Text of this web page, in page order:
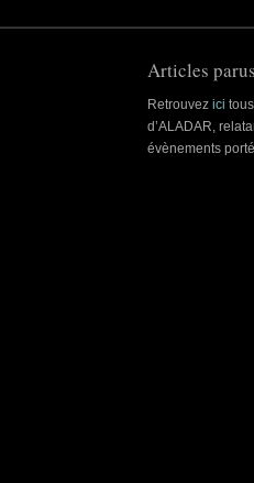
Articles
Retrouvez ici
d’ALADAR,
évènements